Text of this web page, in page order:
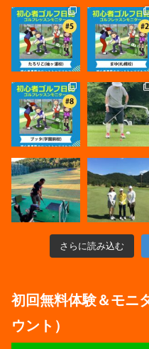
さらに読み込む
初回無料体験＆モニ
ウント）